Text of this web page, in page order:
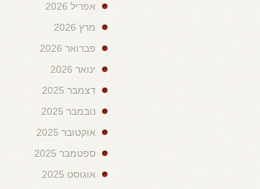
אפריל 2026
מרץ 2026
פברואר 2026
ינואר 2026
דצמבר 2025
נובמבר 2025
אוקטובר 2025
ספטמבר 2025
אוגוסט 2025